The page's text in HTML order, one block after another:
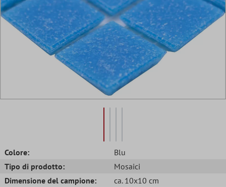
Colore:
Blu
Tipo di prodotto:
Mosaici
Dimensione del campione:
ca. 10x10 cm